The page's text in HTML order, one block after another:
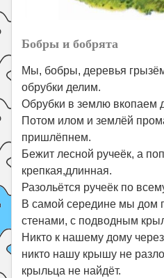
Бобры и бобрята
Мы, бобры, деревья
обрубки делим.
Обрубки в землю вкопаем
Потом илом и землёй
пришлёпнем.
Бежит лесной ручеёк, а
крепкая,длинная.
Разольётся ручеёк по
В самой середине мы дом
стенами, с подводным
Никто к нашему дому
никто нашу крышу не
крыльца не найдёт.